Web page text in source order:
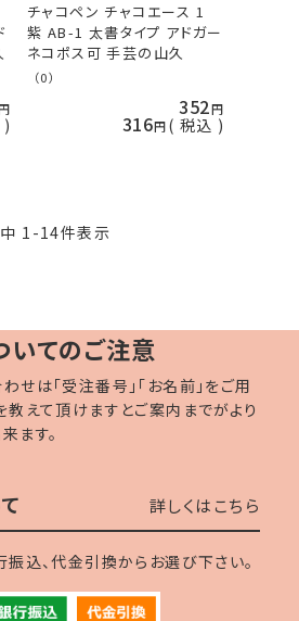
チャコペン チャコエース 1
紫 AB-1 太書タイプ アドガー
ネコポス可 手芸の山久
（0）
352
316 税込
1 -14件表示
いてのご注意
せは「受注番号」「お名前」をご用
教えて頂けますとご案内までがより
ます。
詳しくはこちら
振込、代金引換からお選び下さい。